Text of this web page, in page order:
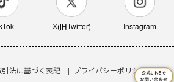
X(旧Twitter) Instagram
法に基づく表記 プライバシーポリシー